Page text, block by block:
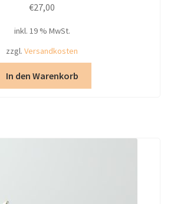
€27,00
inkl. 19 % MwSt.
zzgl. Versandkosten
In den Warenkorb